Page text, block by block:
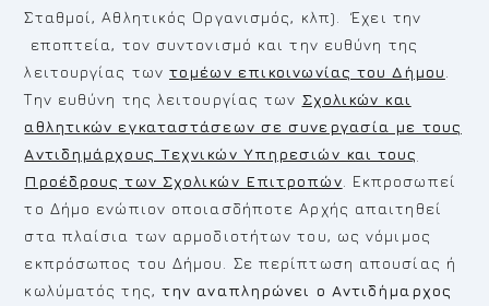
Σταθμοί, Αθλητικός Οργανισμός, κλπ). Έχει την
εποπτεία, τον συντονισμό και την ευθύνη της
λειτουργίας τωντομέων επικοινωνίας του Δήμου
Την ευθύνη της λειτουργίας των Σχολικών και
αθλητικών εγκαταστάσεων σε συνεργασία με τους
Αντιδημάρχους Τεχνικών Υπηρεσιών και τους
Προέδρους των Σχολικών Επιτροπών . Εκπροσωπεί
το Δήμο ενώπιον οποιασδήποτε Αρχής απαιτηθεί
στα πλαίσια των αρμοδιοτήτων του, ως νόμιμος
εκπρόσωπος του Δήμου. Σε περίπτωση απουσίας ή
κωλύματός της, την αναπληρώνει ο Αντιδήμαρχος